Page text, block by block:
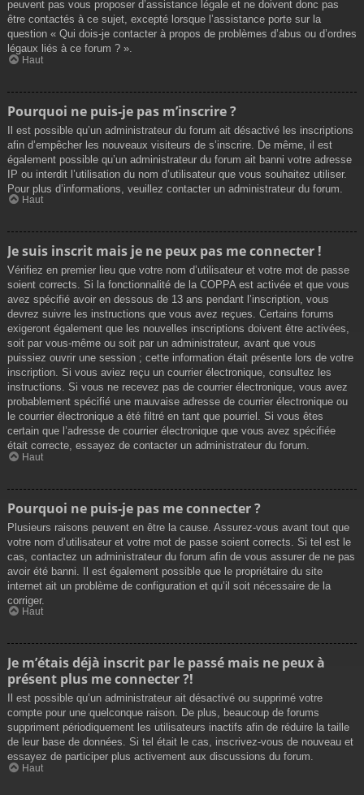
peuvent pas vous proposer d’assistance légale et ne doivent donc pas
être contactés à ce sujet, excepté lorsque l’assistance porte sur la
question « Qui dois-je contacter à propos de problèmes d’abus ou d’ordres
légaux liés à ce forum ? ».
Haut
Pourquoi ne puis-je pas m’inscrire ?
Il est possible qu’un administrateur du forum ait désactivé les inscriptions
afin d’empêcher les nouveaux visiteurs de s’inscrire. De même, il est
également possible qu’un administrateur du forum ait banni votre adresse
IP ou interdit l’utilisation du nom d’utilisateur que vous souhaitez utiliser.
Pour plus d’informations, veuillez contacter un administrateur du forum.
Haut
Je suis inscrit mais je ne peux pas me connecter !
Vérifiez en premier lieu que votre nom d’utilisateur et votre mot de passe
soient corrects. Si la fonctionnalité de la COPPA est activée et que vous
avez spécifié avoir en dessous de 13 ans pendant l’inscription, vous
devrez suivre les instructions que vous avez reçues. Certains forums
exigeront également que les nouvelles inscriptions doivent être activées,
soit par vous-même ou soit par un administrateur, avant que vous
puissiez ouvrir une session ; cette information était présente lors de votre
inscription. Si vous aviez reçu un courrier électronique, consultez les
instructions. Si vous ne recevez pas de courrier électronique, vous avez
probablement spécifié une mauvaise adresse de courrier électronique ou
le courrier électronique a été filtré en tant que pourriel. Si vous êtes
certain que l’adresse de courrier électronique que vous avez spécifiée
était correcte, essayez de contacter un administrateur du forum.
Haut
Pourquoi ne puis-je pas me connecter ?
Plusieurs raisons peuvent en être la cause. Assurez-vous avant tout que
votre nom d’utilisateur et votre mot de passe soient corrects. Si tel est le
cas, contactez un administrateur du forum afin de vous assurer de ne pas
avoir été banni. Il est également possible que le propriétaire du site
internet ait un problème de configuration et qu’il soit nécessaire de la
corriger.
Haut
Je m’étais déjà inscrit par le passé mais ne peux à
présent plus me connecter ?!
Il est possible qu’un administrateur ait désactivé ou supprimé votre
compte pour une quelconque raison. De plus, beaucoup de forums
suppriment périodiquement les utilisateurs inactifs afin de réduire la taille
de leur base de données. Si tel était le cas, inscrivez-vous de nouveau et
essayez de participer plus activement aux discussions du forum.
Haut